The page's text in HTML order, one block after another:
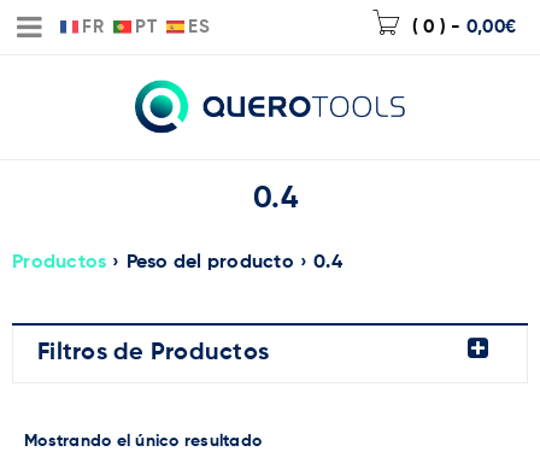
FR PT ES ( 0 ) - 0,00€
0.4
Productos › Peso del producto › 0.4
Filtros de Productos
Mostrando el único resultado